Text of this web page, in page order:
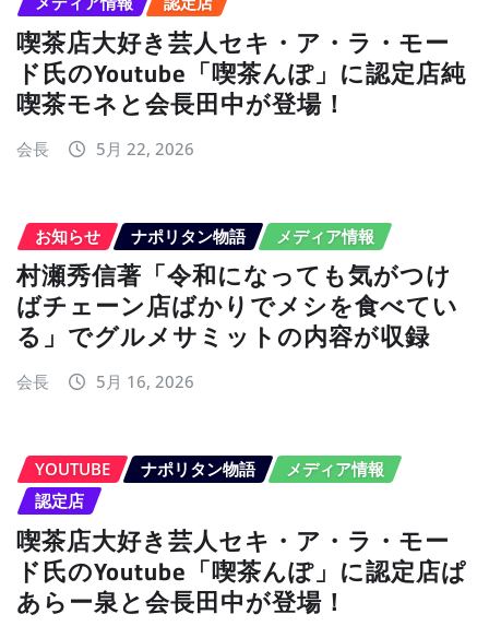
喫茶店大好き芸人セキ・ア・ラ・モー
ド氏のYoutube「喫茶んぽ」に認定店純
喫茶モネと会長田中が登場！
会長 5月 22, 2026
お知らせ ナポリタン物語 メディア情報
村瀬秀信著「令和になっても気がつけ
ばチェーン店ばかりでメシを食べてい
る」でグルメサミットの内容が収録
会長 5月 16, 2026
YOUTUBE ナポリタン物語
メディア情報
認定店
喫茶店大好き芸人セキ・ア・ラ・モー
ド氏のYoutube「喫茶んぽ」に認定店ぱ
あらー泉と会長田中が登場！